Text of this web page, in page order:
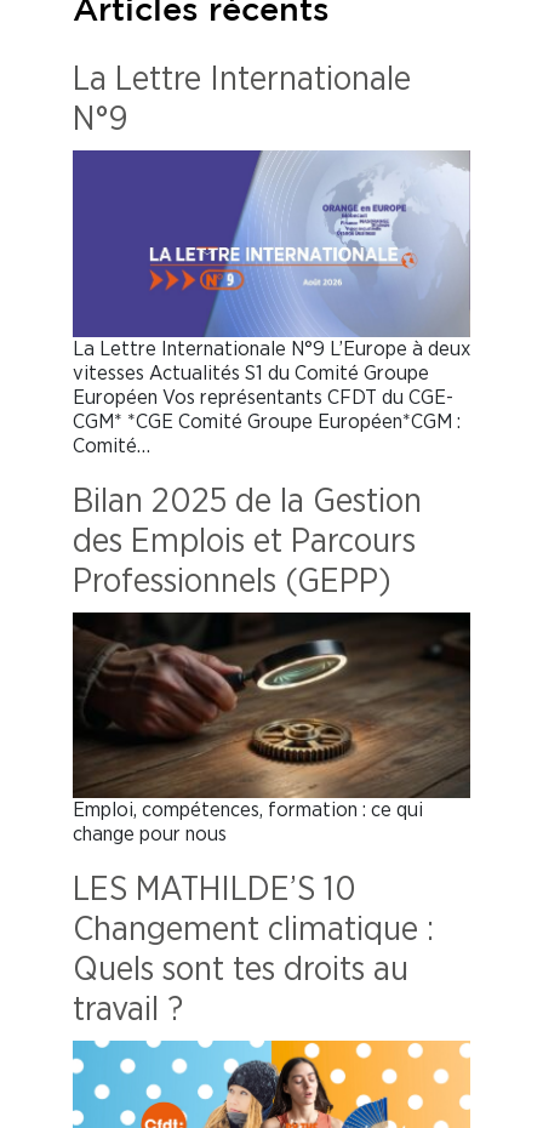
Articles récents
La Lettre Internationale
N°9
La Lettre Internationale N°9 L’Europe à deux
vitesses Actualités S1 du Comité Groupe
Européen Vos représentants CFDT du CGE-
CGM* *CGE Comité Groupe Européen*CGM :
Comité…
Bilan 2025 de la Gestion
des Emplois et Parcours
Professionnels (GEPP)
Emploi, compétences, formation : ce qui
change pour nous
LES MATHILDE’S 10
Changement climatique :
Quels sont tes droits au
travail ?